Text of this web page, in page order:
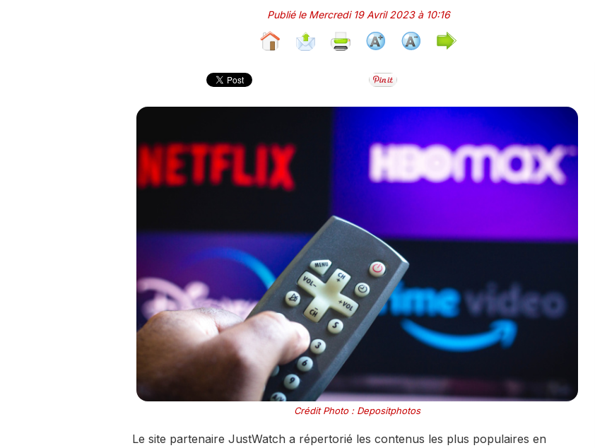
Publié le Mercredi 19 Avril 2023 à 10:16
Crédit Photo : Depositphotos
Le site partenaire JustWatch a répertorié les contenus les plus populaires en